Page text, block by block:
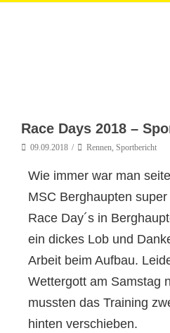
Race Days 2018 –
09.09.2018 Rennen, Sportbericht
Wie immer war man
MSC Berghaupten
Race Day´s in
ein dickes Lob und
Arbeit beim Aufbau.
Wettergott am Samstag
mussten das Training
hinten verschieben.